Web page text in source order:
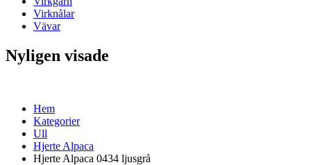
Virknålar
Vävar
Nyligen visade
Hem
Kategorier
Ull
Hjerte Alpaca
Hjerte Alpaca 0434 ljusgrå